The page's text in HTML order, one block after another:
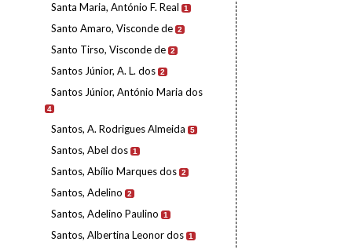
Santa Maria, António F. Real 1
Santo Amaro, Visconde de 2
Santo Tirso, Visconde de 2
Santos Júnior, A. L. dos 2
Santos Júnior, António Maria dos
4
Santos, A. Rodrigues Almeida 5
Santos, Abel dos 1
Santos, Abílio Marques dos 2
Santos, Adelino 2
Santos, Adelino Paulino 1
Santos, Albertina Leonor dos 1